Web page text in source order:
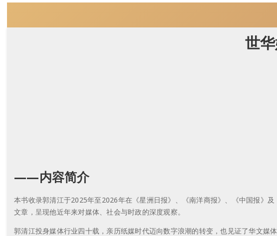
世
——内容简介
本书收录郭清江于2025年至2026年在《星洲日报》、《南洋商报》、《中国报》
文章，呈现他近年来对媒体、社会与时政的深度观察。
郭清江投身媒体行业四十载，亲历纸媒时代迈向数字浪潮的转变，也见证了华文